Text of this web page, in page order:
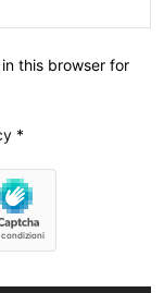
this browser for
*